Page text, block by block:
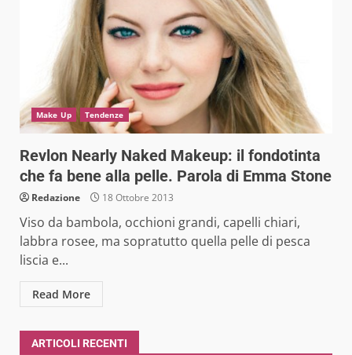
Make Up Tendenze
Revlon Nearly Naked Makeup: il fondotinta
che fa bene alla pelle. Parola di Emma Stone
Redazione 18 Ottobre 2013
Viso da bambola, occhioni grandi, capelli chiari,
labbra rosee, ma sopratutto quella pelle di pesca
liscia e...
Read More
ARTICOLI RECENTI